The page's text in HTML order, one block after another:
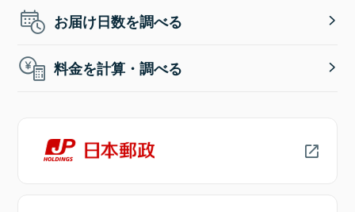
お届け日数を調べる
料金を計算・調べる